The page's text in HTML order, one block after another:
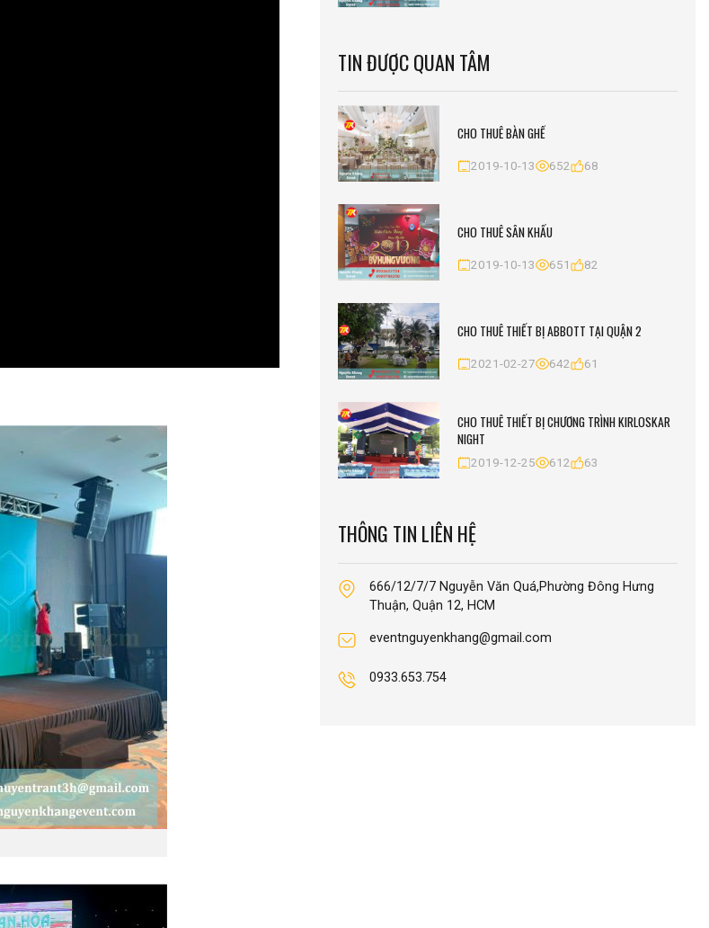
TIN ĐƯỢC QUAN TÂM
CHO THUÊ BÀN GHẾ
2019-10-13 652 68
CHO THUÊ SÂN KHẤU
2019-10-13 651 82
CHO THUÊ THIẾT BỊ ABBOTT TẠI QUẬN 2
2021-02-27 642 61
CHO THUÊ THIẾT BỊ CHƯƠNG TRÌNH KIRLOSKAR
NIGHT
2019-12-25 612 63
THÔNG TIN LIÊN HỆ
666/12/7/7 Nguyễn Văn Quá,Phường Đông Hưng
Thuận, Quận 12, HCM
eventnguyenkhang@gmail.com
0933.653.754